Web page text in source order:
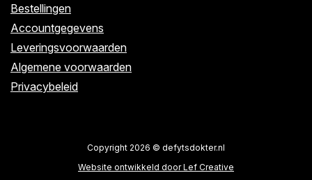
Bestellingen
Accountgegevens
Leveringsvoorwaarden
Algemene voorwaarden
Privacybeleid
Copyright 2026 © defytsdokter.nl
Website ontwikkeld door Lef Creative